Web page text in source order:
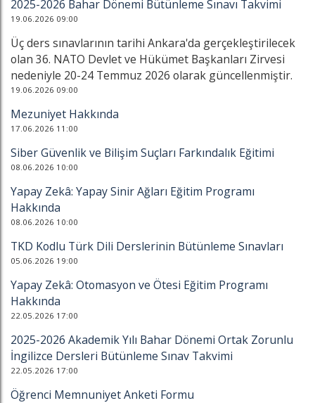
2025-2026 Bahar Dönemi Bütünleme Sınavı Takvimi
19.06.2026 09:00
Üç ders sınavlarının tarihi Ankara'da gerçekleştirilecek
olan 36. NATO Devlet ve Hükümet Başkanları Zirvesi
nedeniyle 20-24 Temmuz 2026 olarak güncellenmiştir.
19.06.2026 09:00
Mezuniyet Hakkında
17.06.2026 11:00
Siber Güvenlik ve Bilişim Suçları Farkındalık Eğitimi
08.06.2026 10:00
Yapay Zekâ: Yapay Sinir Ağları Eğitim Programı
Hakkında
08.06.2026 10:00
TKD Kodlu Türk Dili Derslerinin Bütünleme Sınavları
05.06.2026 19:00
Yapay Zekâ: Otomasyon ve Ötesi Eğitim Programı
Hakkında
22.05.2026 17:00
2025-2026 Akademik Yılı Bahar Dönemi Ortak Zorunlu
İngilizce Dersleri Bütünleme Sınav Takvimi
22.05.2026 17:00
Öğrenci Memnuniyet Anketi Formu